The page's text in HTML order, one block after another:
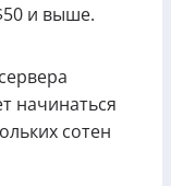
и выше.
начинаться
сотен